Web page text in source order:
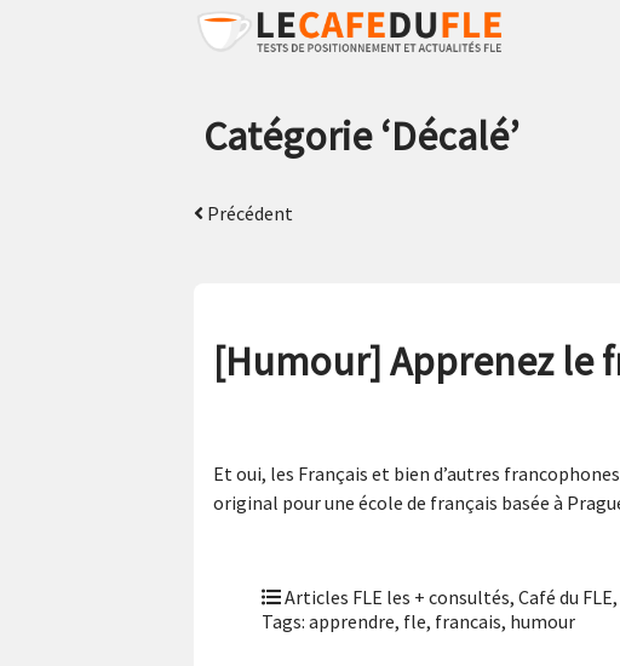
Catégorie ‘Décalé’
Précédent
[Humour] Apprenez le
Et oui, les Français et bien d’autres
original pour une école de français basée à
Articles FLE les + consultés, Café du FLE,
Tags: apprendre, fle, francais, humour